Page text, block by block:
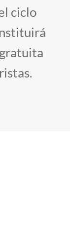
ciclo